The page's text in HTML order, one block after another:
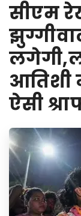
सीएम
आतिशी
ऐसी